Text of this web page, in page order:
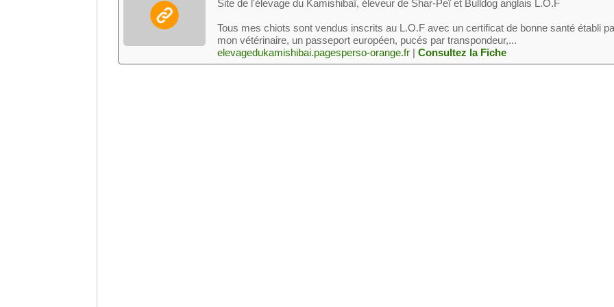
Site de l'élevage du Kamishibaï, éleveur de Shar-Peï et Bulldog anglais L.O.F
Tous mes chiots sont vendus inscrits au L.O.F avec un certificat de bonne santé établi
mon vétérinaire, un passeport européen, pucés par transpondeur,...
elevagedukamishibai.pagesperso-orange.fr
Consultez la Fiche